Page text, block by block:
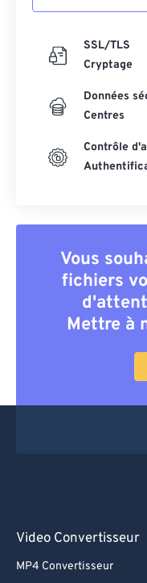
SSL/TLS
Cryptage
Données
Centres
Contrôle
Vous
fichiers
Mettre à
Video Convertisseur
MP4 Convertisseur